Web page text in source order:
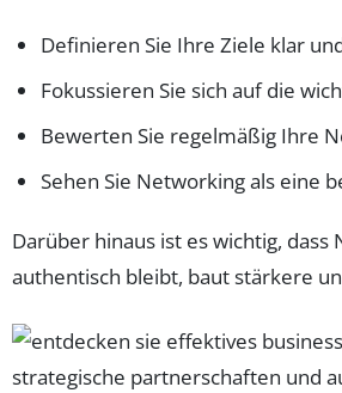
Definieren Sie Ihre Ziele klar
Fokussieren Sie sich auf die
Bewerten Sie regelmäßig Ihre
Sehen Sie Networking als eine
Darüber hinaus ist es wichtig,
authentisch bleibt, baut stärkere